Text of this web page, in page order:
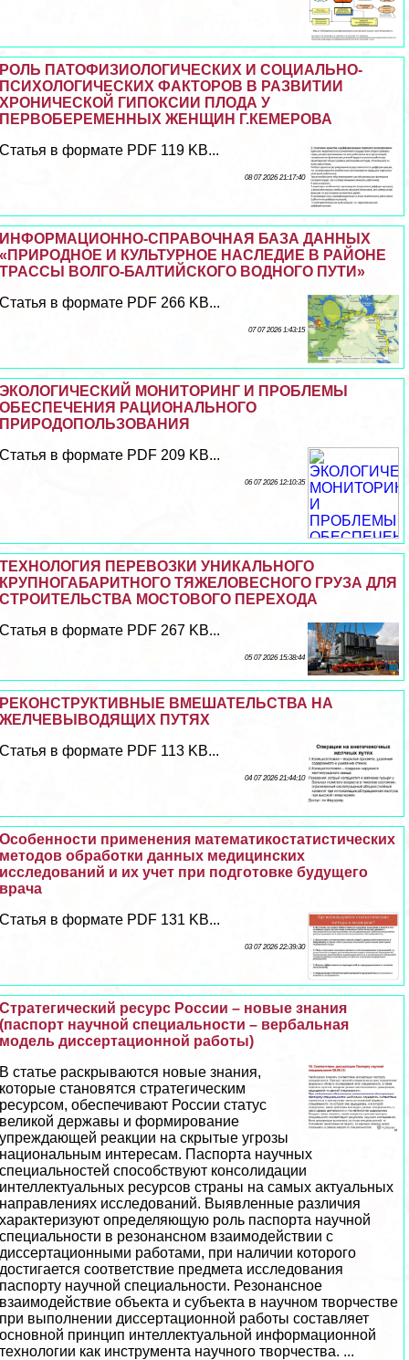
РОЛЬ ПАТОФИЗИОЛОГИЧЕСКИХ И СОЦИАЛЬНО-
ПСИХОЛОГИЧЕСКИХ ФАКТОРОВ В РАЗВИТИИ
ХРОНИЧЕСКОЙ ГИПОКСИИ ПЛОДА У
ПЕРВОБЕРЕМЕННЫХ ЖЕНЩИН Г.КЕМЕРОВА
Статья в формате PDF 119 KB...
08 07 2026 21:17:40
ИНФОРМАЦИОННО-СПРАВОЧНАЯ БАЗА ДАННЫХ
«ПРИРОДНОЕ И КУЛЬТУРНОЕ НАСЛЕДИЕ В РАЙОНЕ
ТРАССЫ ВОЛГО-БАЛТИЙСКОГО ВОДНОГО ПУТИ»
Статья в формате PDF 266 KB...
07 07 2026 1:43:15
ЭКОЛОГИЧЕСКИЙ МОНИТОРИНГ И ПРОБЛЕМЫ
ОБЕСПЕЧЕНИЯ РАЦИОНАЛЬНОГО
ПРИРОДОПОЛЬЗОВАНИЯ
Статья в формате PDF 209 KB...
06 07 2026 12:10:35
ТЕХНОЛОГИЯ ПЕРЕВОЗКИ УНИКАЛЬНОГО
КРУПНОГАБАРИТНОГО ТЯЖЕЛОВЕСНОГО ГРУЗА ДЛЯ
СТРОИТЕЛЬСТВА МОСТОВОГО ПЕРЕХОДА
Статья в формате PDF 267 KB...
05 07 2026 15:38:44
РЕКОНСТРУКТИВНЫЕ ВМЕШАТЕЛЬСТВА НА
ЖЕЛЧЕВЫВОДЯЩИХ ПУТЯХ
Статья в формате PDF 113 KB...
04 07 2026 21:44:10
Особенности применения математикостатистических
методов обработки данных медицинских
исследований и их учет при подготовке будущего
врача
Статья в формате PDF 131 KB...
03 07 2026 22:39:30
Стратегический ресурс России – новые знания
(паспорт научной специальности – вербальная
модель диссертационной работы)
В статье раскрываются новые знания,
которые становятся стратегическим
ресурсом, обеспечивают России статус
великой державы и формирование
упреждающей реакции на скрытые угрозы
национальным интересам. Паспорта научных
специальностей способствуют консолидации
интеллектуальных ресурсов страны на самых актуальных
направлениях исследований. Выявленные различия
хаpaктеризуют определяющую роль паспорта научной
специальности в резонансном взаимодействии с
диссертационными работами, при наличии которого
достигается соответствие предмета исследования
паспорту научной специальности. Резонансное
взаимодействие объекта и субъекта в научном творчестве
при выполнении диссертационной работы составляет
основной принцип интеллектуальной информационной
технологии как инструмента научного творчества. ...